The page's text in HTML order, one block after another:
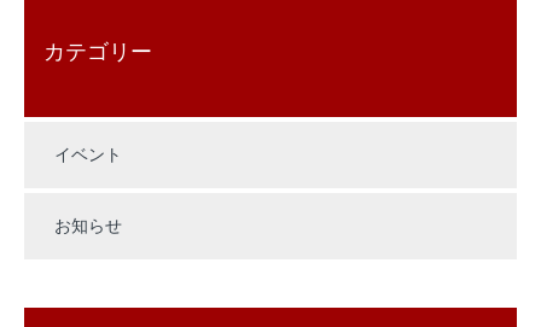
カテゴリー
イベント
お知らせ